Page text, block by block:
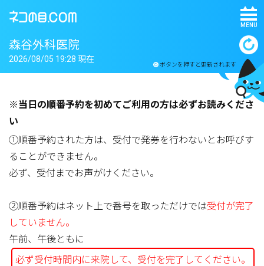
MENU
森谷外科医院
ボタンを押すと更新されます
2026/08/05 19:28 現在
※当日の順番予約を初めてご利用の方は必ずお読みくださ
い
①順番予約された方は、受付で発券を行わないとお呼びす
ることができません。
必ず、受付までお声がけください。
②順番予約はネット上で番号を取っただけでは受付が完了
していません。
午前、午後ともに
必ず受付時間内に来院して、受付を完了してください。